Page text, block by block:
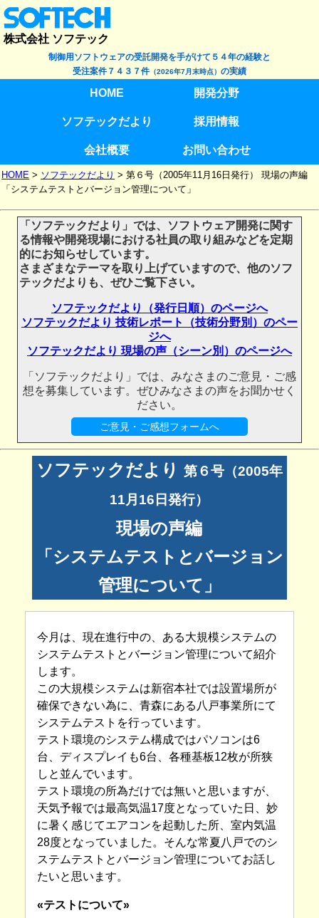
株式会社 ソフテック
制御用ソフトウェアの受託開発を手がけて５４年の経験と
受注案件７４３７件 （2026年7月末時点） の実績
HOME 開発分野
ソフテックだより 採用情報
会社概要 お問い合わせ
HOME > ソフテックだより >第６号（2005年11月16日発行） 現場の声編
「システムテストとバージョン管理について」
「ソフテックだより」では、ソフトウェア開発に関す
る情報や開発現場における社員の取り組みなどを定期
的にお知らせしています。
さまざまなテーマを取り上げていますので、他のソフ
テックだよりも、ぜひご覧下さい。
ソフテックだより（発行日順）のページへ
ソフテックだより 技術レポート（技術分野別）のペー
ジへ
ソフテックだより 現場の声（シーン別）のページへ
「ソフテックだより」では、みなさまのご意見・ご感
想を募集しています。ぜひみなさまの声をお聞かせく
ださい。
ご意見・ご感想フォームへ
ソフテックだより
第６号（2005年
11月16日発行）
現場の声編
「システムテストとバージョン
管理について」
今月は、現在進行中の、ある大規模システムの
システムテストとバージョン管理について紹介
します。
この大規模システムは新宿本社では設置場所が
確保できない為に、青森にある八戸事業所にて
システムテストを行っています。
テスト環境のシステム構成ではパソコンは6
台、ディスプレイも6台、各種基板12枚が所狭
しと並んでいます。
テスト環境の所為だけでは無いと思いますが、
天気予報では最高気温17度となっていた日、妙
に暑く感じてエアコンを起動した所、室内気温
28度となっていました。そんな常夏八戸でのシ
ステムテストとバージョン管理についてお話し
たいと思います。
«テストについて»